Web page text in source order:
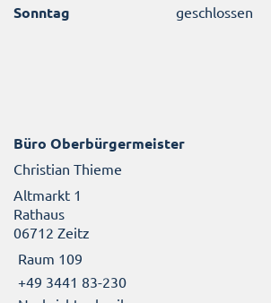
Sonntag geschlossen
Büro Oberbürgermeister
Christian Thieme
Altmarkt 1
Rathaus
06712 Zeitz
Raum 109
+49 3441 83-230